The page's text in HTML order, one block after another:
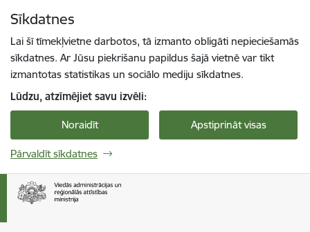
Sīkdatnes
Lai šī tīmekļvietne darbotos, tā izmanto obligāti nepieciešamās
sīkdatnes. Ar Jūsu piekrišanu papildus šajā vietnē var tikt
izmantotas statistikas un sociālo mediju sīkdatnes.
Lūdzu, atzīmējiet savu izvēli:
Noraidīt Apstiprināt visas
Pārvaldīt sīkdatnes